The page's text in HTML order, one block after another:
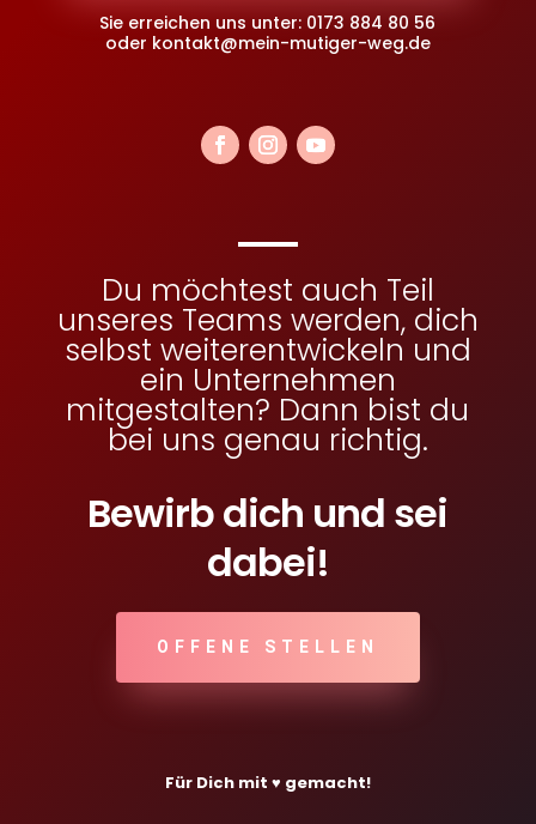
Sie erreichen uns unter: 0173 884 80 56
oder kontakt@mein-mutiger-weg.de
Du möchtest auch Teil
unseres Teams werden, dich
selbst weiterentwickeln und
ein Unternehmen
mitgestalten? Dann bist du
bei uns genau richtig.
Bewirb dich und sei
dabei!
OFFENE STELLEN
Für Dich mit ♥ gemacht!